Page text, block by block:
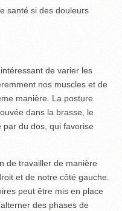
santé si des douleurs
de varier les
nos muscles et de
manière. La posture
dans la brasse, le
par du dos, qui favorise
de travailler de manière
et de notre côté gauche.
peut être mis en place
des phases de